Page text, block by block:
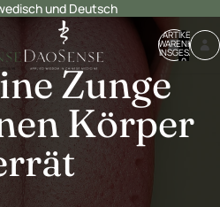
und Deutsch
ARTIKEL IM
WARENKORB
INSGESAMT:
0
Zunge
Körper